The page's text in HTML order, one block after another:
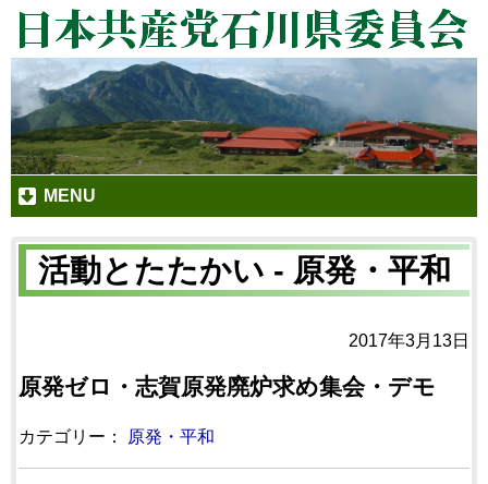
MENU
活動とたたかい - 原発・平和
2017年3月13日
原発ゼロ・志賀原発廃炉求め集会・デモ
カテゴリー： 原発・平和